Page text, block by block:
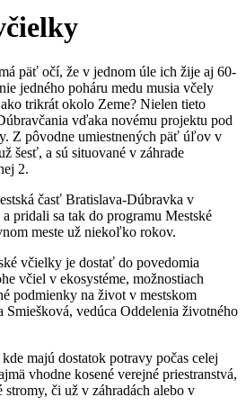
päť očí, že v jednom úle ich žije aj 60-
jedného poháru medu musia včely
trikrát okolo Zeme? Nielen tieto
vďaka novému projektu pod
Z pôvodne umiestnených päť úľov v
šesť, a sú situované v záhrade
2.
časť Bratislava-Dúbravka v
pridali sa tak do programu Mestské
meste už niekoľko rokov.
včielky je dostať do povedomia
včiel v ekosystéme, možnostiach
podmienky na život v mestskom
vedúca Oddelenia životného
majú dostatok potravy počas celej
vhodne kosené verejné priestranstvá,
stromy, či už v záhradách alebo v